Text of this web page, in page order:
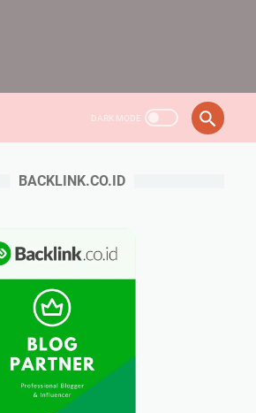
BACKLINK.CO.ID